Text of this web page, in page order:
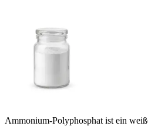
Ammonium-Polyphosphat ist ein